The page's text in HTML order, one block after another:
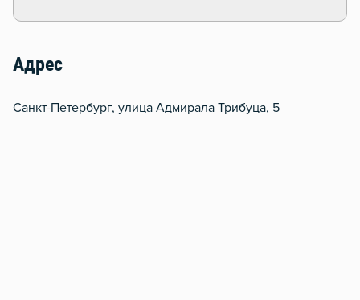
Адрес
Санкт-Петербург, улица Адмирала Трибуца, 5